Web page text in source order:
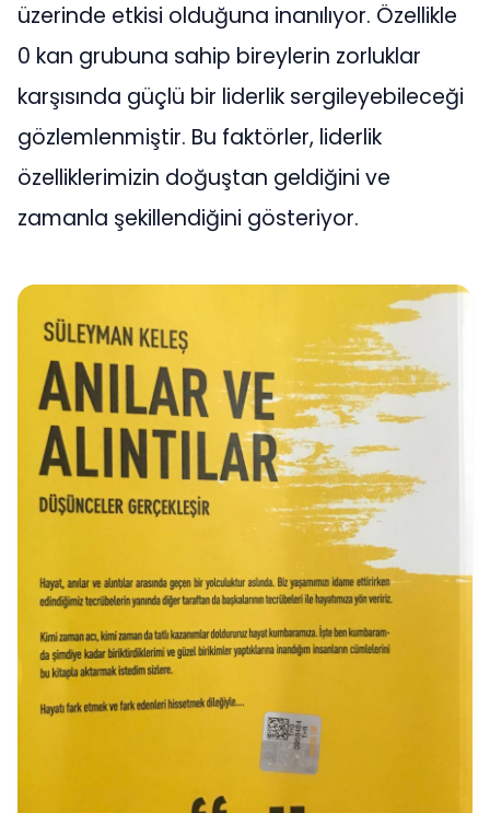
üzerinde etkisi olduğuna inanılıyor. Özellikle
0 kan grubuna sahip bireylerin zorluklar
karşısında güçlü bir liderlik sergileyebileceği
gözlemlenmiştir. Bu faktörler, liderlik
özelliklerimizin doğuştan geldiğini ve
zamanla şekillendiğini gösteriyor.